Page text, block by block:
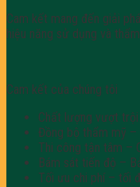
Cam kết mang đến giải
hiệu năng sử dụng và
Cam kết của chúng tôi
Chất lượng vượt
Đồng bộ thẩm mỹ –
Thi công tận tâm –
Bám sát tiến độ –
Tối ưu chi phí – tối